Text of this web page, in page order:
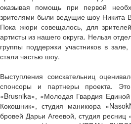
оказывая помощь при первой
зрителями были ведущие шоу Никита
Пока жюри совещалось, для
артисты из нашего округа. Нельзя
группы поддержки участников в
стали частью шоу.
Выступления соискательниц
спонсоры и партнеры проекта.
«Brusnika», «Молодая Гвардия
Кокошник», студия маникюра
бровей Дарьи Агеевой, студия